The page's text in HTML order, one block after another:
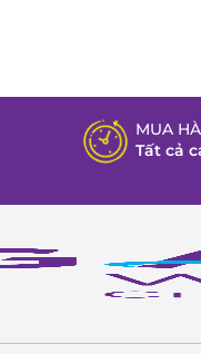
MUA
Tất cả